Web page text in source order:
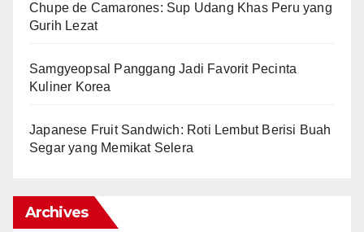
Chupe de Camarones: Sup Udang Khas Peru yang
Gurih Lezat
Samgyeopsal Panggang Jadi Favorit Pecinta
Kuliner Korea
Japanese Fruit Sandwich: Roti Lembut Berisi Buah
Segar yang Memikat Selera
Archives